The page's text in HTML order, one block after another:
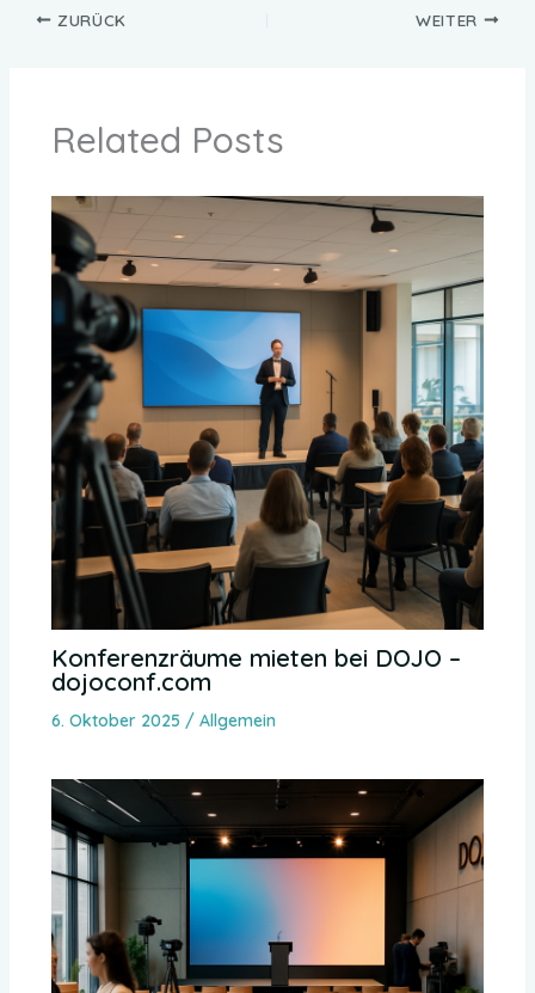
ZURÜCK WEITER
Related Posts
Konferenzräume mieten bei DOJO –
dojoconf.com
6. Oktober 2025 / Allgemein